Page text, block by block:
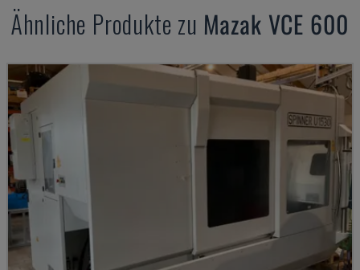
Ähnliche Produkte zu Mazak VCE 600